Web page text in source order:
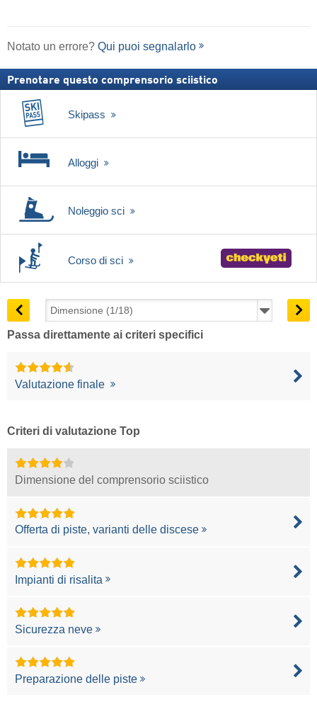
Notato un errore? Qui puoi segnalarlo
Prenotare questo comprensorio sciistico
Skipass
Alloggi
Noleggio sci
Corso di sci
Passa direttamente ai criteri specifici
Valutazione finale
Criteri di valutazione Top
Dimensione del comprensorio sciistico
Offerta di piste, varianti delle discese
Impianti di risalita
Sicurezza neve
Preparazione delle piste